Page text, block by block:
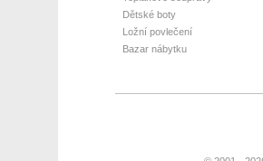
Dětské boty
Ložní povlečení
Bazar nábytku